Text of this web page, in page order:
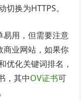
换为HTTPS。
易用，但需要注意
商业网站，如果你
优化关键词排名，
，其中OV证书可